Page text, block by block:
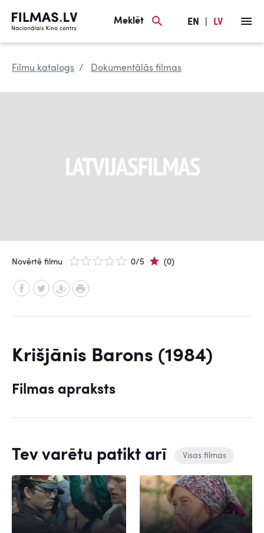
Meklēt EN LV
Filmu katalogs Dokumentālās filmas
Novērtē filmu 0/5 (0)
Krišjānis Barons (1984)
Filmas apraksts
Tev varētu patikt arī Visas filmas